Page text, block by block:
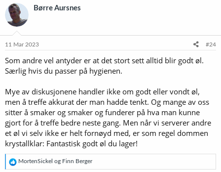
k
s
o
e
:
Børre Aursnes
11 Mar 2023 #24
Som andre vel antyder er at det stort sett alltid blir godt øl.
Særlig hvis du passer på hygienen.
Mye av diskusjonene handler ikke om godt eller vondt øl,
men å treffe akkurat der man hadde tenkt. Og mange av oss
sitter å smaker og smaker og funderer på hva man kunne
gjort for å treffe bedre neste gang. Men når vi serverer andre
et øl vi selv ikke er helt fornøyd med, er som regel dommen
krystallklar: Fantastisk godt øl du lager!
R
e
MortenSickel og Finn Berger